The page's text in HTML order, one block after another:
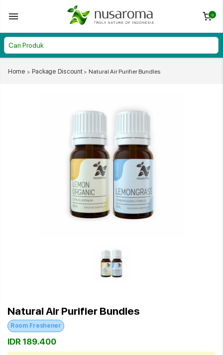
0
Home Package Discount Natural Air Purifier Bundles
Natural Air Purifier Bundles
Room Freshener
IDR 189.400